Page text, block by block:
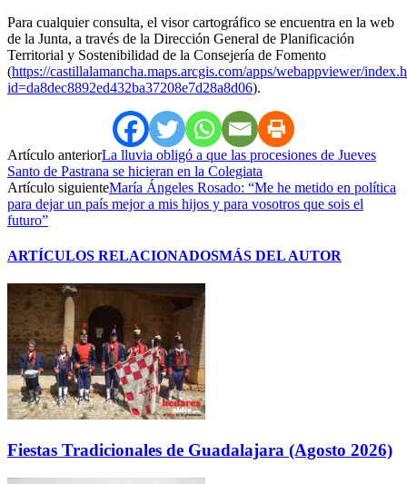
Para cualquier consulta, el visor cartográfico se encuentra en la web
de la Junta, a través de la Dirección General de Planificación
Territorial y Sostenibilidad de la Consejería de Fomento
(https://castillalamancha.maps.arcgis.com/apps/webappviewer/
id=da8dec8892ed432ba37208e7d28a8d06).
Artículo anteriorLa lluvia obligó a que las procesiones de Jueves
Santo de Pastrana se hicieran en la Colegiata
Artículo siguienteMaría Ángeles Rosado: “Me he metido en política
para dejar un país mejor a mis hijos y para vosotros que sois el
futuro”
ARTÍCULOS RELACIONADOSMÁS DEL AUTOR
Fiestas Tradicionales de Guadalajara (Agosto 2026)